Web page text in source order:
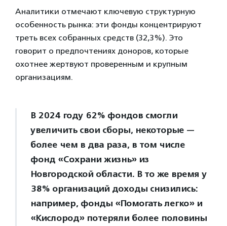
Аналитики отмечают ключевую структурную
особенность рынка: эти фонды концентрируют
треть всех собранных средств (32,3%). Это
говорит о предпочтениях доноров, которые
охотнее жертвуют проверенным и крупным
организациям.
В 2024 году 62% фондов смогли
увеличить свои сборы, некоторые —
более чем в два раза, в том числе
фонд «Сохрани жизнь» из
Новгородской области. В то же время у
38% организаций доходы снизились:
например, фонды «Помогать легко» и
«Кислород» потеряли более половины